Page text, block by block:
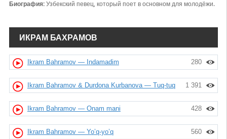
Биография: Узбекский певец, который поет в основном для молодёжи.
ИКРАМ БАХРАМОВ
280
Ikram Bahramov — Indamadim
1 391
Ikram Bahramov & Durdona Kurbanova — Tuq-tuq
428
Ikram Bahramov — Onam mani
560
Ikram Bahramov — Yo’q-yo’q